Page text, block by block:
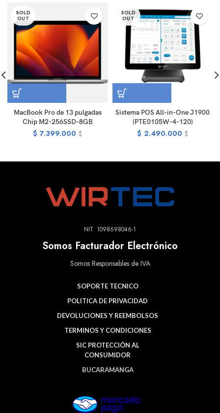
SOLD
OUT
MacBook Pro de 13 pulgadas
Chip M2-256SSD-8GB
$ 7.399.000 $
SOLD
OUT
Sistema POS All-in-One J1900
(PTE0105W-4-120)
$ 2.490.000 $
NIT. 1098698046-1
Somos Facturador Electrónico
Somos Responsables de IVA
SOPORTE TECNICO
POLITICA DE PRIVACIDAD
DEVOLUCIONES Y REEMBOLSOS
TERMINOS Y CONDICIONES
SIC PROTECCIÓN AL
CONSUMIDOR
BUCARAMANGA